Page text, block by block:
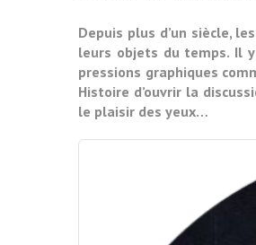
Depuis plus d’un siècle,
leurs objets du temps. Il
pressions graphiques
Histoire d’ouvrir la
le plaisir des yeux…